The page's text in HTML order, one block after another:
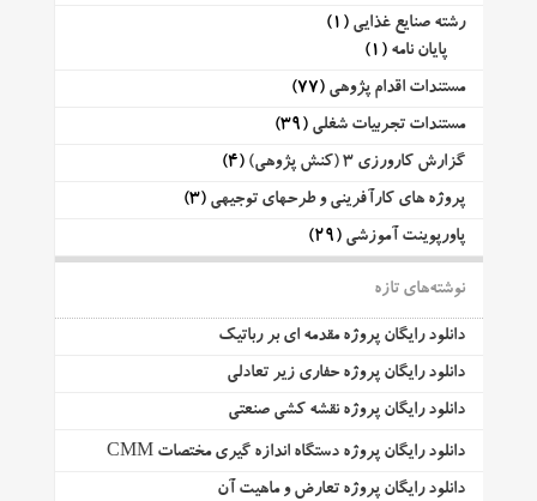
رشته صنایع غذایی (1)
پایان نامه (1)
مستندات اقدام پژوهی (77)
مستندات تجربیات شغلی (39)
گزارش کارورزی 3 (کنش پژوهی)
(4)
پروژه های کارآفرینی و طرحهای توجیهی (3)
پاورپوینت آموزشی (29)
نوشته‌های تازه
دانلود رایگان پروژه مقدمه ای بر رباتیک
دانلود رایگان پروژه حفاری زیر تعادلی
دانلود رایگان پروژه نقشه کشی صنعتی
دانلود رایگان پروژه دستگاه اندازه گیری مختصات CMM
دانلود رایگان پروژه تعارض و ماهیت آن